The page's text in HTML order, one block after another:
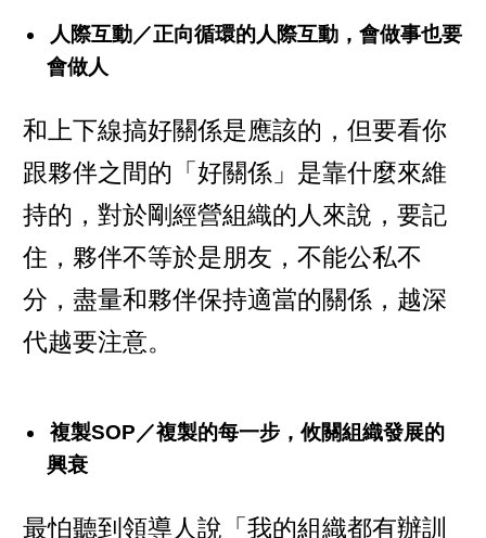
人際互動／正向循環的人際互動，會做事也要
會做人
和上下線搞好關係是應該的，但要看你
跟夥伴之間的「好關係」是靠什麼來維
持的，對於剛經營組織的人來說，要記
住，夥伴不等於是朋友，不能公私不
分，盡量和夥伴保持適當的關係，越深
代越要注意。
複製SOP／複製的每一步，攸關組織發展的
興衰
最怕聽到領導人說「我的組織都有辦訓